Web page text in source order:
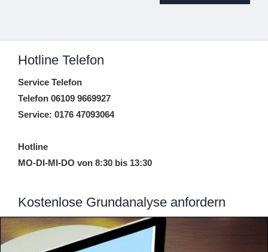
Hotline Telefon
Service Telefon
Telefon 06109 9669927
Service: 0176 47093064
Hotline
MO-DI-MI-DO von 8:30 bis 13:30
Kostenlose Grundanalyse anfordern